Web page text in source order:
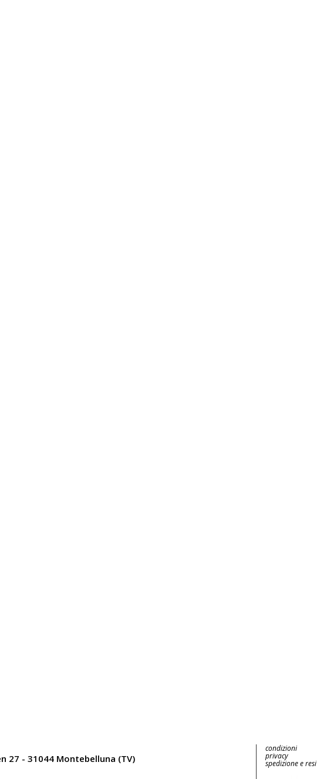
27 - 31044 Montebelluna (TV)
condizioni
privacy
spedizione e resi